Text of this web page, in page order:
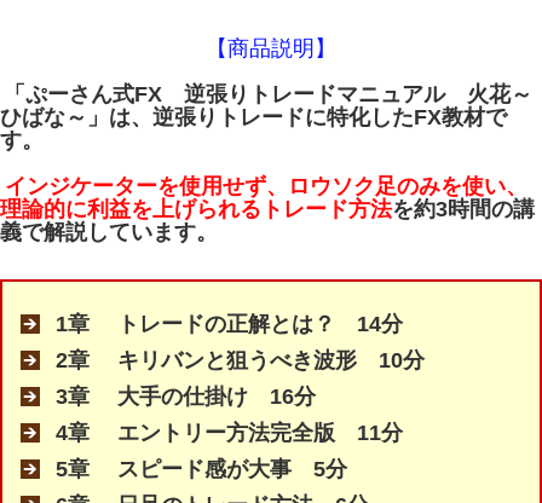
【商品説明】
「ぷーさん式FX 逆張りトレードマニュアル 火花～
ひばな～」は、逆張りトレードに特化したFX教材で
す。
インジケーターを使用せず、ロウソク足のみを使い、
理論的に利益を上げられるトレード方法を約3時間の講
義で解説しています。
1章 トレードの正解とは？ 14分
2章 キリバンと狙うべき波形 10分
3章 大手の仕掛け 16分
4章 エントリー方法完全版 11分
5章 スピード感が大事 5分